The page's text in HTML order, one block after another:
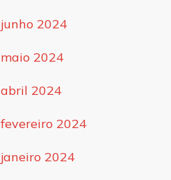
junho 2024
maio 2024
abril 2024
fevereiro 2024
janeiro 2024